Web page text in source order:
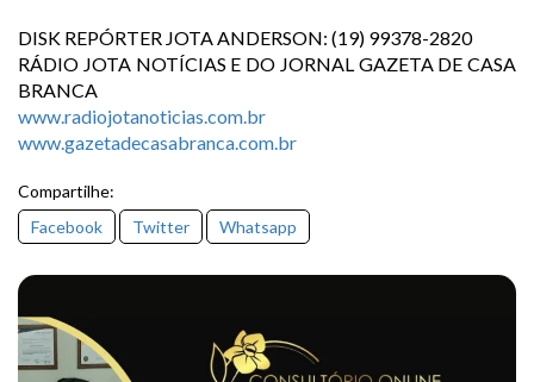
DISK REPÓRTER JOTA ANDERSON: (19) 99378-2820
RÁDIO JOTA NOTÍCIAS E DO JORNAL GAZETA DE CASA
BRANCA
www.radiojotanoticias.com.br
www.gazetadecasabranca.com.br
Compartilhe:
Facebook
Twitter Whatsapp